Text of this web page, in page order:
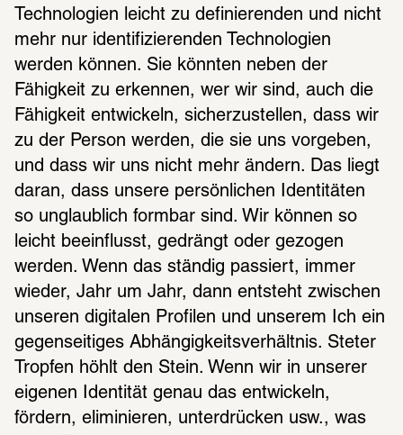
Technologien leicht zu definierenden und nicht
mehr nur identifizierenden Technologien
werden können. Sie könnten neben der
Fähigkeit zu erkennen, wer wir sind, auch die
Fähigkeit entwickeln, sicherzustellen, dass wir
zu der Person werden, die sie uns vorgeben,
und dass wir uns nicht mehr ändern. Das liegt
daran, dass unsere persönlichen Identitäten
so unglaublich formbar sind. Wir können so
leicht beeinflusst, gedrängt oder gezogen
werden. Wenn das ständig passiert, immer
wieder, Jahr um Jahr, dann entsteht zwischen
unseren digitalen Profilen und unserem Ich ein
gegenseitiges Abhängigkeitsverhältnis. Steter
Tropfen höhlt den Stein. Wenn wir in unserer
eigenen Identität genau das entwickeln,
fördern, eliminieren, unterdrücken usw., was